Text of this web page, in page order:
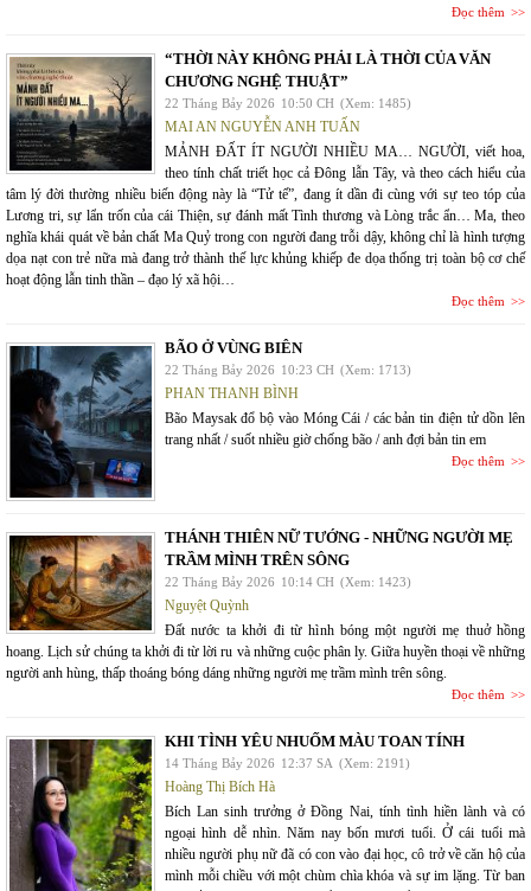
Đọc thêm
“THỜI NÀY KHÔNG PHẢI LÀ THỜI CỦA VĂN
CHƯƠNG NGHỆ THUẬT”
22 Tháng Bảy 2026 10:50 CH (Xem: 1485)
MAI AN NGUYỄN ANH TUẤN
MẢNH ĐẤT ÍT NGƯỜI NHIỀU MA… NGƯỜI, viết hoa,
theo tính chất triết học cả Đông lẫn Tây, và theo cách hiểu của
tâm lý đời thường nhiều biến động này là “Tử tế”, đang ít dần đi cùng với sự teo tóp của
Lương tri, sự lẩn trốn của cái Thiện, sự đánh mất Tình thương và Lòng trắc ẩn… Ma, theo
nghĩa khái quát về bản chất Ma Quỷ trong con người đang trỗi dậy, không chỉ là hình tượng
dọa nạt con trẻ nữa mà đang trở thành thế lực khủng khiếp đe dọa thống trị toàn bộ cơ chế
hoạt động lẫn tinh thần – đạo lý xã hội…
Đọc thêm
BÃO Ở VÙNG BIÊN
22 Tháng Bảy 2026 10:23 CH (Xem: 1713)
PHAN THANH BÌNH
Bão Maysak đổ bộ vào Móng Cái / các bản tin điện tử dồn lên
trang nhất / suốt nhiều giờ chống bão / anh đợi bản tin em
Đọc thêm
THÁNH THIÊN NỮ TƯỚNG - NHỮNG NGƯỜI MẸ
TRẦM MÌNH TRÊN SÔNG
22 Tháng Bảy 2026 10:14 CH (Xem: 1423)
Nguyệt Quỳnh
Đất nước ta khởi đi từ hình bóng một người mẹ thuở hồng
hoang. Lịch sử chúng ta khởi đi từ lời ru và những cuộc phân ly. Giữa huyền thoại về những
người anh hùng, thấp thoáng bóng dáng những người mẹ trầm mình trên sông.
Đọc thêm
KHI TÌNH YÊU NHUỐM MÀU TOAN TÍNH
14 Tháng Bảy 2026 12:37 SA (Xem: 2191)
Hoàng Thị Bích Hà
Bích Lan sinh trưởng ở Đồng Nai, tính tình hiền lành và có
ngoại hình dễ nhìn. Năm nay bốn mươi tuổi. Ở cái tuổi mà
nhiều người phụ nữ đã có con vào đại học, cô trở về căn hộ của
mình mỗi chiều với một chùm chìa khóa và sự im lặng. Từ ban